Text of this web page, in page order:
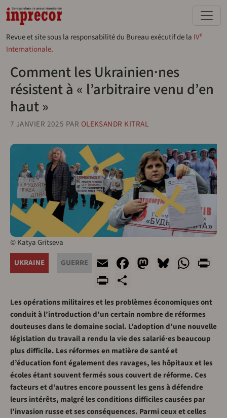
Aller au contenu principal
Revue et site sous la responsabilité du Bureau exécutif de la IVe
Internationale.
Comment les Ukrainien·nes
résistent à « l’arbitraire venu d’en
haut »
7 JANVIER 2025 PAR OLEKSANDR KITRAL
© Katya Gritseva
UKRAINE
GUERRE EmailFacebook
Mastodon
Bluesky
PrintFriendly
Les opérations militaires et les problèmes économiques ont
conduit à l’introduction d’un certain nombre de réformes
douteuses dans le domaine social. L’adoption d’une nouvelle
législation du travail a rendu la vie des salarié·es beaucoup
plus difficile. Les réformes en matière de santé et
d’éducation font également des ravages, les hôpitaux et les
écoles étant souvent fermés sous couvert de réforme. Ces
facteurs et d’autres encore poussent les gens à défendre
leurs intérêts, malgré les conditions difficiles causées par
l’invasion russe et ses conséquences. Parmi ceux et celles